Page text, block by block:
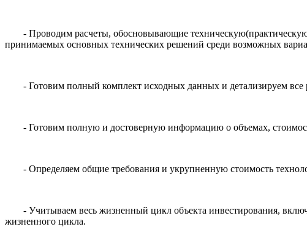
- Проводим расчеты, обосновывающие
принимаемых основных технических решений среди возможных
- Готовим полный комплект исходных данных и детализируем все
- Готовим полную и достоверную информацию о объемах,
- Определяем общие требования и укрупненную стоимость
- Учитываем весь жизненный цикл объекта инвестирования,
жизненного цикла.